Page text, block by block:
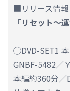
■リリース情報
「リセット～
◯DVD-SET1
GNBF-5482／
本編約360分／